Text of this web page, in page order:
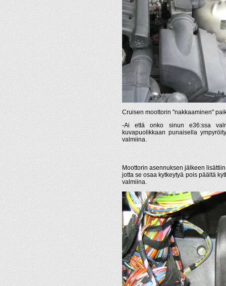
Cruisen moottorin "nakkaaminen"
-Ai että onko sinun e36:ssa
kuvapuolikkaan punaisella
valmiina.
Moottorin asennuksen jälkeen
jotta se osaa kytkeytyä pois päältä
valmiina.